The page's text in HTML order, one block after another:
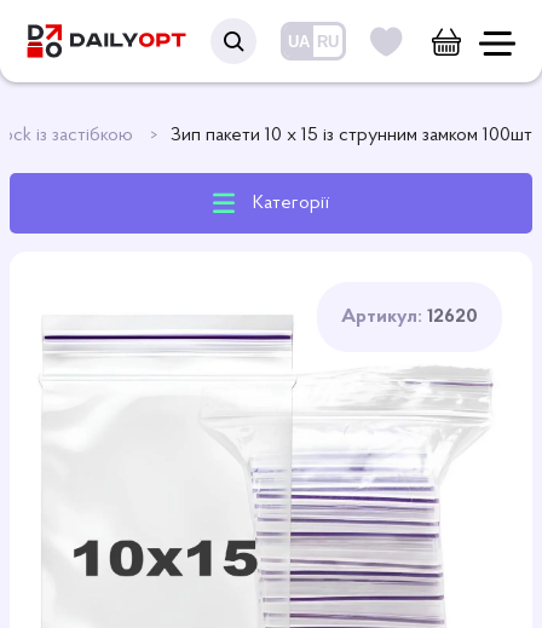
UA RU
із застібкою Зип пакети 10 x 15 із струнним замком 100шт
Категорії
Артикул: 12620